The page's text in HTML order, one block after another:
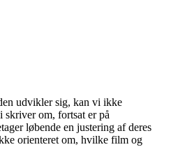
udvikler sig, kan vi ikke
skriver om, fortsat er på
løbende en justering af deres
orienteret om, hvilke film og